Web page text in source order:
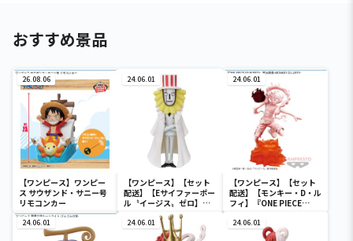
おすすめ景品
26.08.06
【ワンピース】ワンピー
ス サウザンド・サニー号
リモコンカー
24.06.01
【ワンピース】【セット
配送】【Eサイファーポー
ル〝イージス〟ゼロ】ワ
ンピース ワールドコレク
タブルフィギュア-ワノ国
鬼ヶ島編7-
24.06.01
【ワンピース】【セット
配送】【モンキー・D・ル
フィ】『ONE PIECE
MONKEY.D.LUFFY-
24.06.01 24.06.01 24.06.01